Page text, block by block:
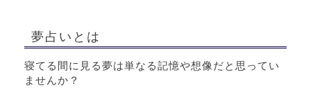
夢占いとは
寝てる間に見る夢は単なる記憶や想像だと思ってい
ませんか？